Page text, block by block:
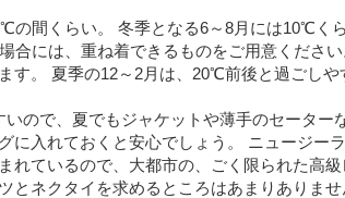
の間くらい。 冬季となる6～8月には10℃く
合には、重ね着できるものをご用意くださ
す。 夏季の12～2月は、20℃前後と過ごしや
ので、夏でもジャケットや薄手のセーター
に入れておくと安心でしょう。 ニュージー
れているので、大都市の、ごく限られた高
とネクタイを求めるところはあまりありま